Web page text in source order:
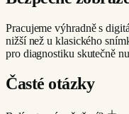
Pracujeme výhradně s
nižší než u klasického
pro diagnostiku skutečně
Časté otázky